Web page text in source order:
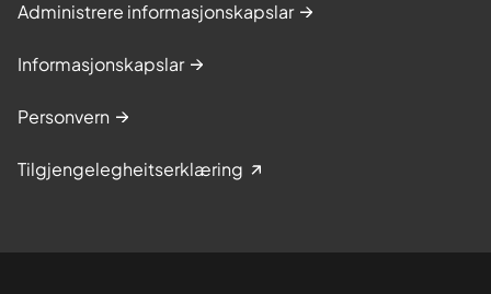
Administrere informasjonskapslar
Informasjonskapslar
Personvern
Tilgjengelegheitserklæring